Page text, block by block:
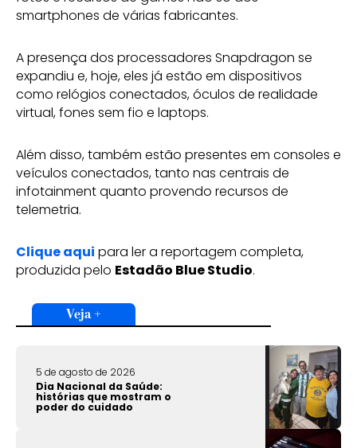
smartphones de várias fabricantes.
A presença dos processadores Snapdragon se
expandiu e, hoje, eles já estão em dispositivos
como relógios conectados, óculos de realidade
virtual, fones sem fio e laptops.
Além disso, também estão presentes em consoles e
veículos conectados, tanto nas centrais de
infotainment quanto provendo recursos de
telemetria.
Clique aqui para ler a reportagem completa,
produzida pelo Estadão Blue Studio.
Veja +
5 de agosto de 2026
Dia Nacional da Saúde:
histórias que mostram o
poder do cuidado